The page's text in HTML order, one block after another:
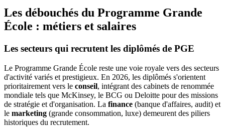
Les débouchés du Programme Grande
École : métiers et salaires
Les secteurs qui recrutent les diplômés de PGE
Le Programme Grande École reste une voie royale vers des secteurs
d'activité variés et prestigieux. En 2026, les diplômés s'orientent
prioritairement vers le conseil, intégrant des cabinets de renommée
mondiale tels que McKinsey, le BCG ou Deloitte pour des missions
de stratégie et d'organisation. La finance (banque d'affaires, audit) et
le marketing (grande consommation, luxe) demeurent des piliers
historiques du recrutement.